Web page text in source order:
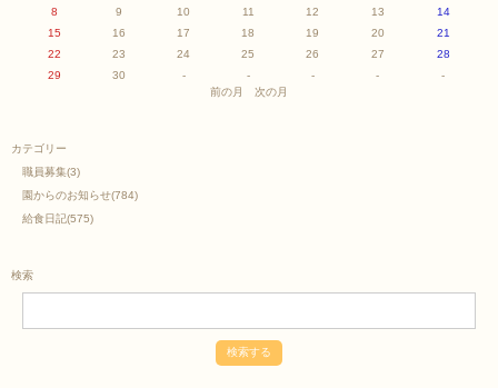
8
9 10 11 12 13
14
15
16 17 18 19 20
21
22
23 24 25 26 27
28
29
30 - - - -
-
前の月
次の月
カテゴリー
職員募集(3)
園からのお知らせ(784)
給食日記(575)
検索